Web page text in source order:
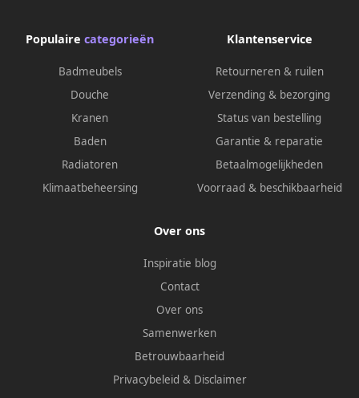
Populaire categorieën
Badmeubels
Douche
Kranen
Baden
Radiatoren
Klimaatbeheersing
Klantenservice
Retourneren & ruilen
Verzending & bezorging
Status van bestelling
Garantie & reparatie
Betaalmogelijkheden
Voorraad & beschikbaarheid
Over ons
Inspiratie blog
Contact
Over ons
Samenwerken
Betrouwbaarheid
Privacybeleid & Disclaimer